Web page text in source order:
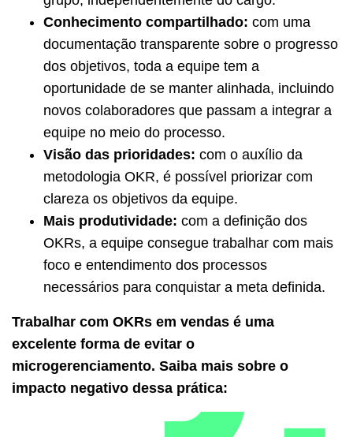
Conhecimento compartilhado: com uma
documentação transparente sobre o progresso
dos objetivos, toda a equipe tem a
oportunidade de se manter alinhada, incluindo
novos colaboradores que passam a integrar a
equipe no meio do processo.
Visão das prioridades: com o auxílio da
metodologia OKR, é possível priorizar com
clareza os objetivos da equipe.
Mais produtividade: com a definição dos
OKRs, a equipe consegue trabalhar com mais
foco e entendimento dos processos
necessários para conquistar a meta definida.
Trabalhar com OKRs em vendas é uma
excelente forma de evitar o
microgerenciamento. Saiba mais sobre o
impacto negativo dessa prática: